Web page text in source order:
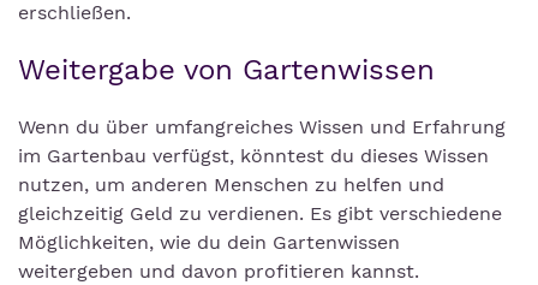
erschließen.
Weitergabe von Gartenwissen
Wenn du über umfangreiches Wissen und Erfahrung
im Gartenbau verfügst, könntest du dieses Wissen
nutzen, um anderen Menschen zu helfen und
gleichzeitig Geld zu verdienen. Es gibt verschiedene
Möglichkeiten, wie du dein Gartenwissen
weitergeben und davon profitieren kannst.